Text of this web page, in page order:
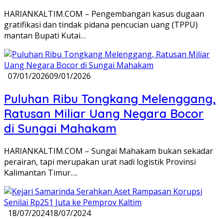
HARIANKALTIM.COM – Pengembangan kasus dugaan
gratifikasi dan tindak pidana pencucian uang (TPPU)
mantan Bupati Kutai…
07/01/202609/01/2026
Puluhan Ribu Tongkang Melenggang,
Ratusan Miliar Uang Negara Bocor
di Sungai Mahakam
HARIANKALTIM.COM – Sungai Mahakam bukan sekadar
perairan, tapi merupakan urat nadi logistik Provinsi
Kalimantan Timur….
18/07/202418/07/2024